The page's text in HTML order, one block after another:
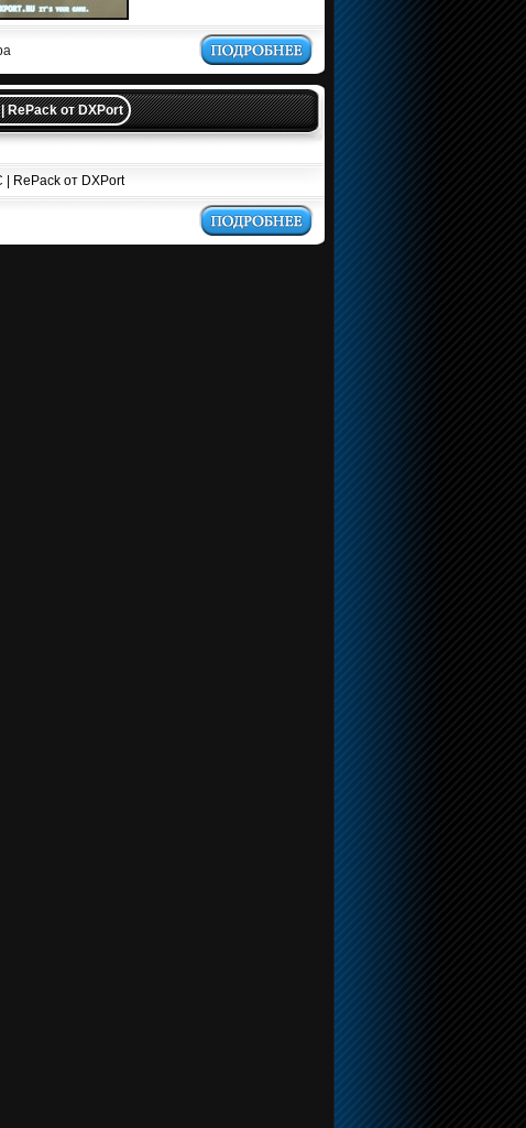
RePack от DXPort